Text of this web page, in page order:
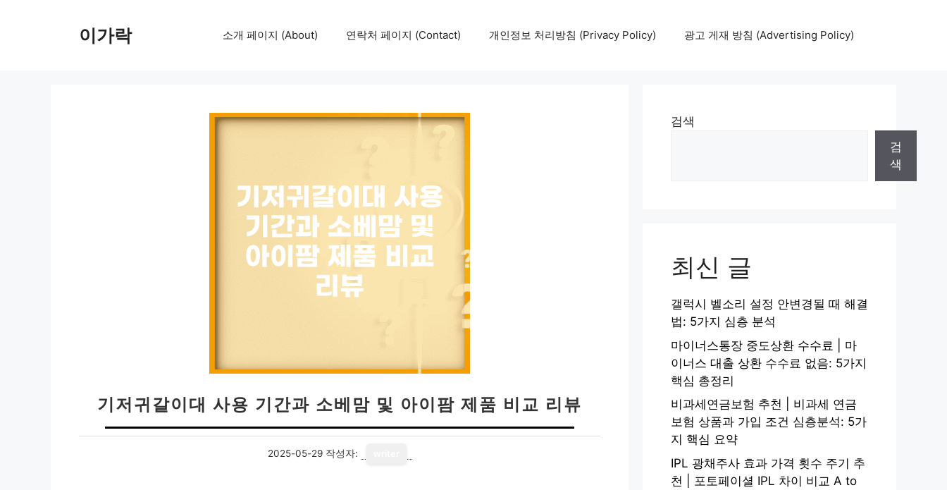
이가락 소개 페이지 (About) 연락처 페이지 (Contact) 개인정보 처리방침 (Privacy Policy) 광고 게재 방침 (Advertising Policy)
기저귀갈이대 사용 기간과 소베맘 및 아이팜 제품 비교 리뷰
2025-05-29 작성자:
검색
검
색
최신 글
갤럭시 벨소리 설정 안변경될 때 해결
법: 5가지 심층 분석
마이너스통장 중도상환 수수료 | 마
이너스 대출 상환 수수료 없음: 5가지
핵심 총정리
비과세연금보험 추천 | 비과세 연금
보험 상품과 가입 조건 심층분석: 5가
지 핵심 요약
IPL 광채주사 효과 가격 횟수 주기 추
천 | 포토페이셜 IPL 차이 비교 A to